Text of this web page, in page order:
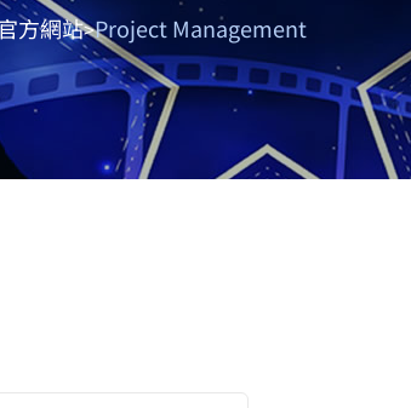
方網站>Project Management